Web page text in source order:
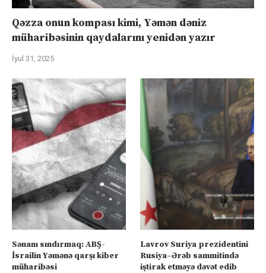
Qəzza onun kompası kimi, Yəmən dəniz
müharibəsinin qaydalarını yenidən yazır
İyul 31, 2025
Sənanı sındırmaq: ABŞ-
İsrailin Yəmənə qarşı kiber
müharibəsi
Lavrov Suriya prezidentini
Rusiya–Ərəb sammitində
iştirak etməyə dəvət edib